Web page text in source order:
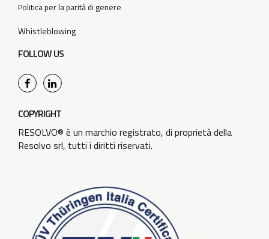
Politica per la parità di genere
Whistleblowing
FOLLOW US
COPYRIGHT
RESOLVO® è un marchio registrato, di proprietà della
Resolvo srl, tutti i diritti riservati.